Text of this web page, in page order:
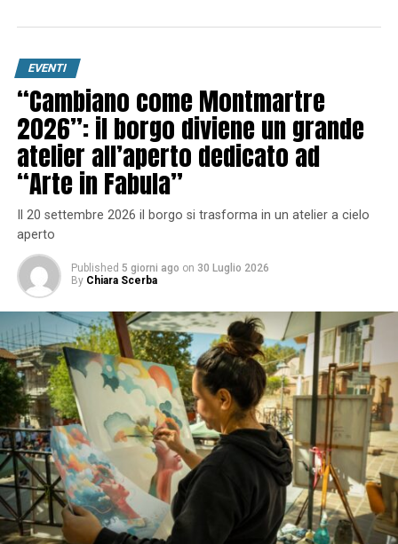
EVENTI
“Cambiano come Montmartre
2026”: il borgo diviene un grande
atelier all’aperto dedicato ad
“Arte in Fabula”
Il 20 settembre 2026 il borgo si trasforma in un atelier a cielo
aperto
Published 5 giorni ago on 30 Luglio 2026
By Chiara Scerba